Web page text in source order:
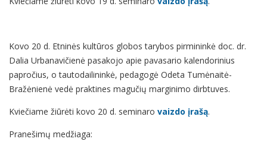
Kovo 20 d. Etninės kultūros globos tarybos pirmininkė doc. dr.
Dalia Urbanavičienė pasakojo apie pavasario kalendorinius
papročius, o tautodailininkė, pedagogė Odeta Tumėnaitė-
Bražėnienė vedė praktines magučių marginimo dirbtuves.
Kviečiame žiūrėti kovo 20 d. seminaro vaizdo įrašą.
Pranešimų medžiaga: